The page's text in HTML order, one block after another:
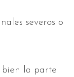
severos o
la parte